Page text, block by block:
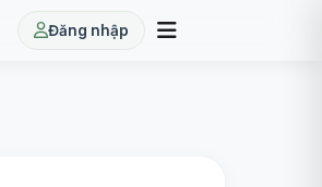
Đăng nhập